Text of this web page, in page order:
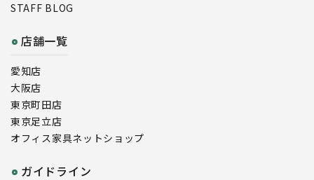
STAFF BLOG
店舗一覧
愛知店
大阪店
東京町田店
東京足立店
オフィス家具ネットショップ
ガイドライン